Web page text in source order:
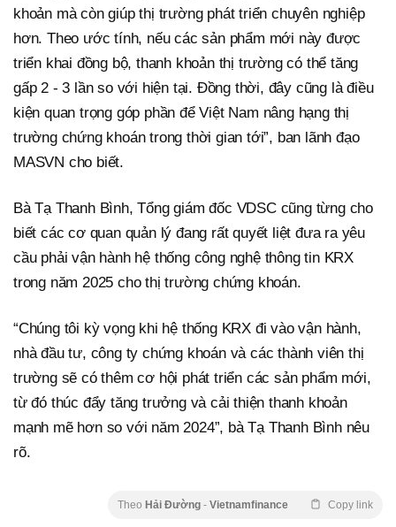
khoản mà còn giúp thị trường phát triển chuyên nghiệp
hơn. Theo ước tính, nếu các sản phẩm mới này được
triển khai đồng bộ, thanh khoản thị trường có thể tăng
gấp 2 - 3 lần so với hiện tại. Đồng thời, đây cũng là điều
kiện quan trọng góp phần để Việt Nam nâng hạng thị
trường chứng khoán trong thời gian tới”, ban lãnh đạo
MASVN cho biết.
Bà Tạ Thanh Bình, Tổng giám đốc VDSC cũng từng cho
biết các cơ quan quản lý đang rất quyết liệt đưa ra yêu
cầu phải vận hành hệ thống công nghệ thông tin KRX
trong năm 2025 cho thị trường chứng khoán.
“Chúng tôi kỳ vọng khi hệ thống KRX đi vào vận hành,
nhà đầu tư, công ty chứng khoán và các thành viên thị
trường sẽ có thêm cơ hội phát triển các sản phẩm mới,
từ đó thúc đẩy tăng trưởng và cải thiện thanh khoản
mạnh mẽ hơn so với năm 2024”, bà Tạ Thanh Bình nêu
rõ.
Theo Hải Đường - Vietnamfinance Copy link